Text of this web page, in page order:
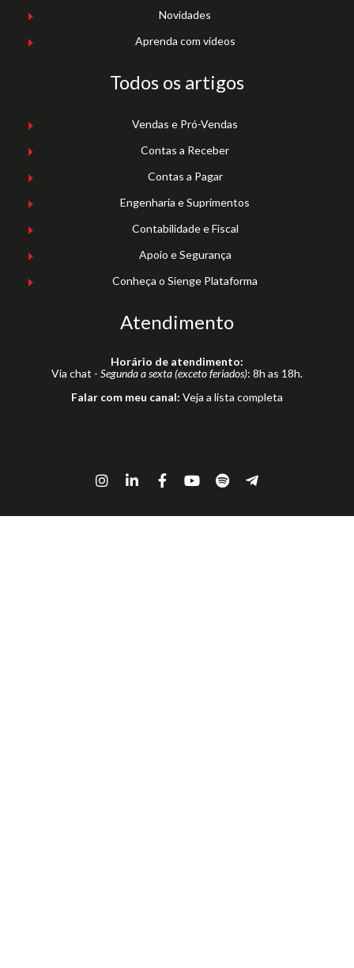
Novidades
Aprenda com vídeos
Todos os artigos
Vendas e Pró-Vendas
Contas a Receber
Contas a Pagar
Engenharia e Suprimentos
Contabilidade e Fiscal
Apoio e Segurança
Conheça o Sienge Plataforma
Atendimento
Horário de atendimento:
Via chat - Segunda a sexta (exceto feriados): 8h as 18h.
Falar com meu canal: Veja a lista completa